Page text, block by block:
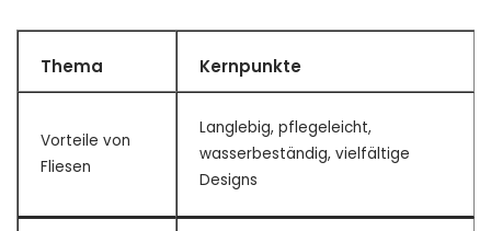
Thema Kernpunkte
Vorteile von
Fliesen
Langlebig, pflegeleicht,
wasserbeständig, vielfältige
Designs